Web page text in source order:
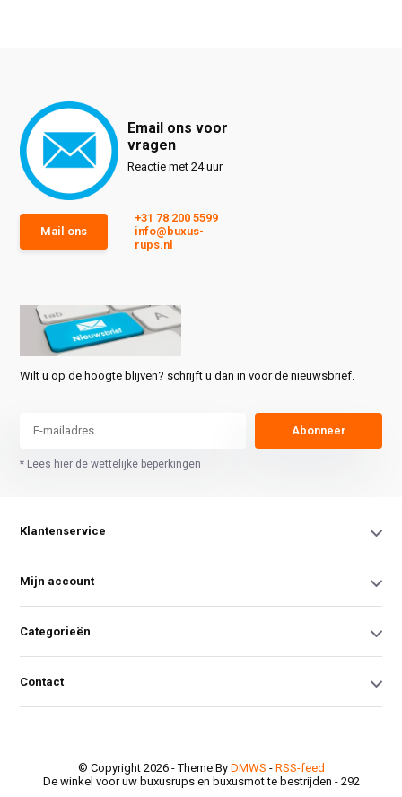
Email ons voor
vragen
Reactie met 24 uur
Mail ons
+31 78 200 5599
info@buxus-
rups.nl
Wilt u op de hoogte blijven? schrijft u dan in voor de nieuwsbrief.
Abonneer
* Lees hier de wettelijke beperkingen
Klantenservice
Mijn account
Categorieën
Contact
© Copyright 2026 - Theme By DMWS - RSS-feed
De winkel voor uw buxusrups en buxusmot te bestrijden - 292